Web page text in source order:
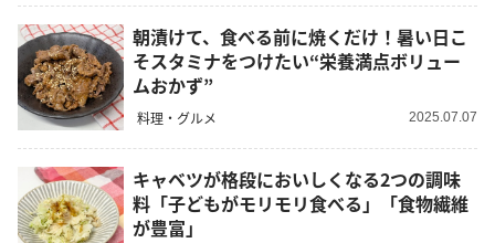
朝漬けて、食べる前に焼くだけ！暑い日こ
そスタミナをつけたい“栄養満点ボリュー
ムおかず”
料理・グルメ 2025.07.07
キャベツが格段においしくなる2つの調味
料「子どもがモリモリ食べる」「食物繊維
が豊富」